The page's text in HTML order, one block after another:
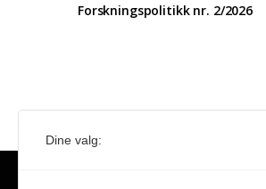
Forskningspolitikk nr. 2/2026
Dine valg: